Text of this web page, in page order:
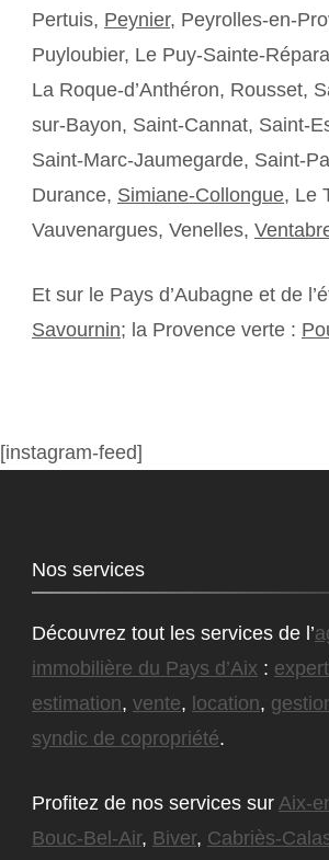
Pertuis, Peynier, Peyrolles-en-
Puyloubier, Le Puy-Sainte-
La Roque-d’Anthéron, Rousset,
sur-Bayon, Saint-Cannat, Saint-
Saint-Marc-Jaumegarde, Saint-
Durance, Simiane-Collongue, Le
Vauvenargues, Venelles,
Et sur le Pays d’Aubagne et de
Savournin; la Provence verte :
[instagram-feed]
Nos services
Découvrez tout les services de l’
immobilière du Pays d’Aix :
estimation, vente, location,
syndic de copropriété.
Profitez de nos services sur Aix-
Bouc-Bel-Air, Biver, Cabriès-